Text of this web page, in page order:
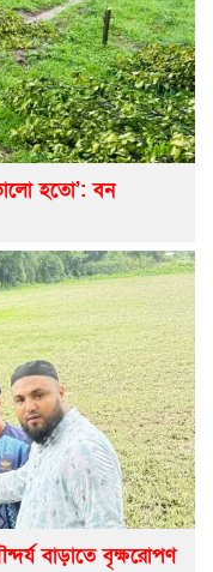
হতো’: বন
বাড়াতে বৃক্ষরোপণ